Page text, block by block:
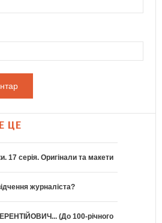
ЦЕ
17 серія. Оригінали та макети
журналіста?
(До 100-річного